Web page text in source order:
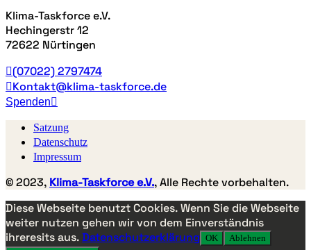
Klima-Taskforce e.V.
Hechingerstr 12
72622 Nürtingen
(07022) 2797474
Kontakt@klima-taskforce.de
Spenden
Satzung
Datenschutz
Impressum
© 2023, Klima-Taskforce e.V., Alle Rechte vorbehalten.
Diese Webseite benutzt Cookies. Wenn Sie die Webseite
weiter nutzen gehen wir von dem Einverständnis
ihreresits aus.Datenschutzerklärung OK
Ablehnen